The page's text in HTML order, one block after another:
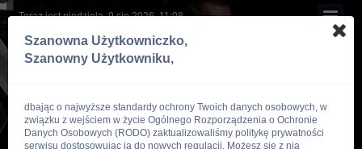
Teraz jest niedziela, 9 sie 2026, 11:08
Szanowna Użytkowniczko,
Szanowny Użytkowniku,
dbając o najwyższe standardy ochrony Twoich danych osobowych, w
związku z wejściem w życie Ogólnego Rozporządzenia o Ochronie
Danych Osobowych (RODO) zaktualizowaliśmy politykę prywatności
serwisu dostosowując ją do nowych regulacji. Możesz się z nią